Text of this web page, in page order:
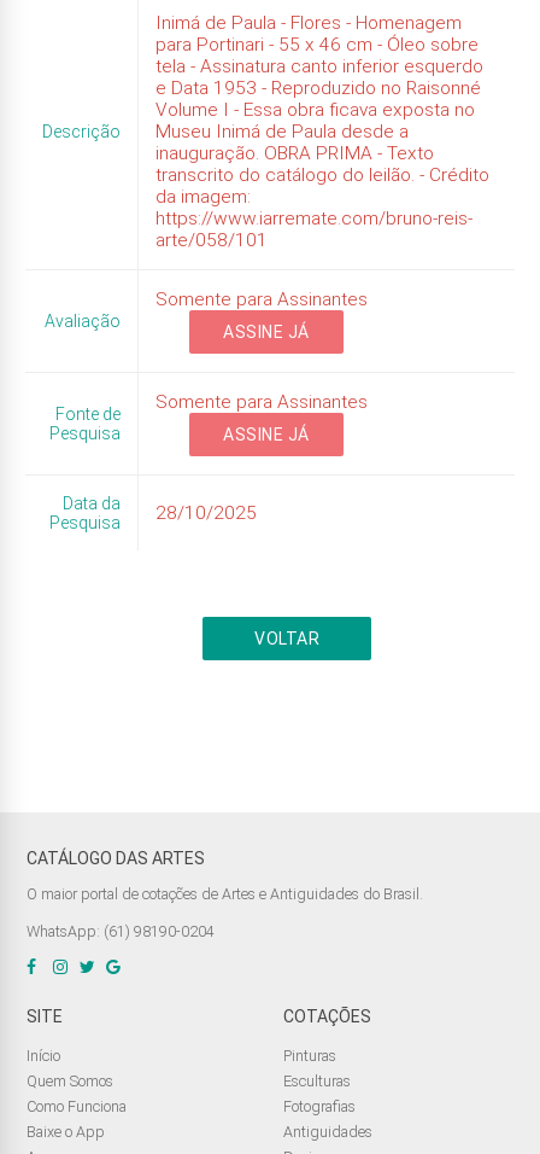
Descrição
Inimá de Paula - Flores - Homenagem
para Portinari - 55 x 46 cm - Óleo sobre
tela - Assinatura canto inferior esquerdo
e Data 1953 - Reproduzido no Raisonné
Volume I - Essa obra ficava exposta no
Museu Inimá de Paula desde a
inauguração. OBRA PRIMA - Texto
transcrito do catálogo do leilão. - Crédito
da imagem:
https://www.iarremate.com/bruno-reis-
arte/058/101
Avaliação
Somente para Assinantes
ASSINE JÁ
Fonte de
Pesquisa
Somente para Assinantes
ASSINE JÁ
Data da
Pesquisa
28/10/2025
VOLTAR
CATÁLOGO DAS ARTES
O maior portal de cotações de Artes e Antiguidades do Brasil.
WhatsApp: (61) 98190-0204
SITE
Início
Quem Somos
Como Funciona
Baixe o App
COTAÇÕES
Pinturas
Esculturas
Fotografias
Antiguidades